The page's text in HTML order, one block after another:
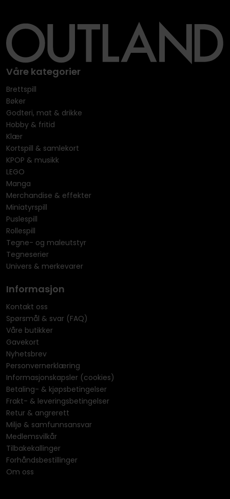
Våre kategorier
Brettspill
Bøker
Godteri, mat & drikke
Hobby & fritid
Klær
Kortspill & samlekort
KPOP & musikk
LEGO
Manga
Merchandise & effekter
Miniatyrspill
Puslespill
Rollespill
Tegne- og maleutstyr
Tegneserier
Univers & merkevarer
Informasjon
Kontakt oss
Spørsmål & svar (FAQ)
Våre butikker
Gavekort
Nyhetsbrev
Personvernerklæring
Informasjonskapsler (cookies)
Betaling- & kjøpsbetingelser
Frakt- & leveringsbetingelser
Retur & angrerett
Miljø & samfunnsansvar
Medlemsvilkår
Tilbakekallinger
Forhåndsbestillinger
Om oss